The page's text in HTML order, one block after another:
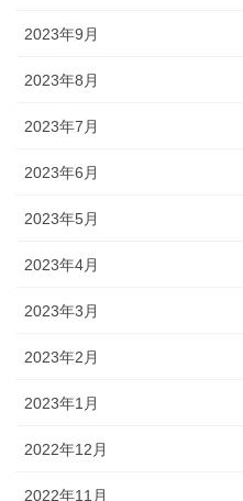
2023年9月
2023年8月
2023年7月
2023年6月
2023年5月
2023年4月
2023年3月
2023年2月
2023年1月
2022年12月
2022年11月